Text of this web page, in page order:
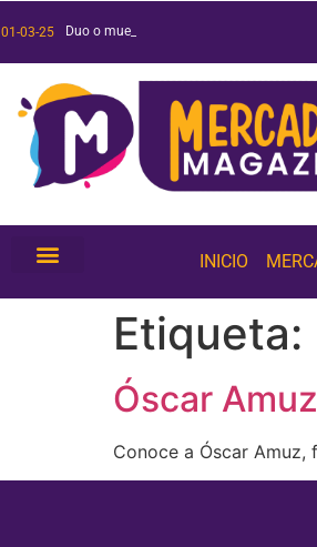
01-03-25 Duo o muerte: a
Películas y series 2025: ¡conoce las más
Tendencias de inteligencia artificial 2025:
INICIO
Etiqueta:
Óscar
Conoce a Óscar